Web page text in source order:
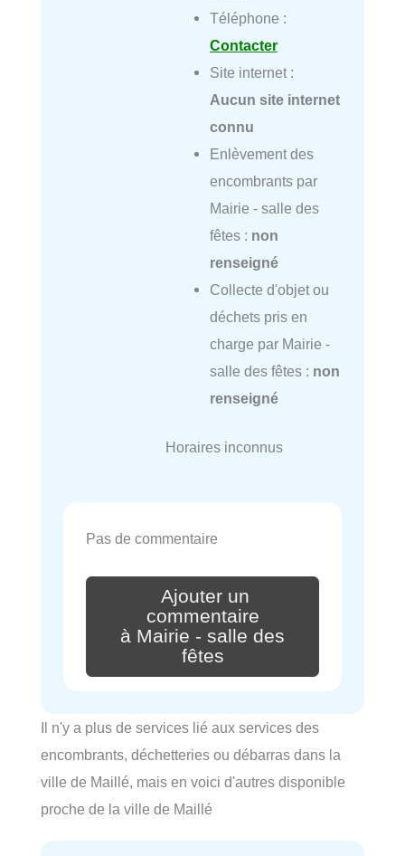
Téléphone :
Contacter
Site internet :
Aucun site internet
connu
Enlèvement des
encombrants par
Mairie - salle des
fêtes : non
renseigné
Collecte d'objet ou
déchets pris en
charge par Mairie -
salle des fêtes : non
renseigné
Horaires inconnus
Pas de commentaire
Ajouter un
commentaire
à Mairie - salle des
fêtes
Il n'y a plus de services lié aux services des
encombrants, déchetteries ou débarras dans la
ville de Maillé, mais en voici d'autres disponible
proche de la ville de Maillé